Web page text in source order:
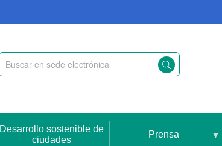
Desarrollo sostenible de
ciudades
Prensa